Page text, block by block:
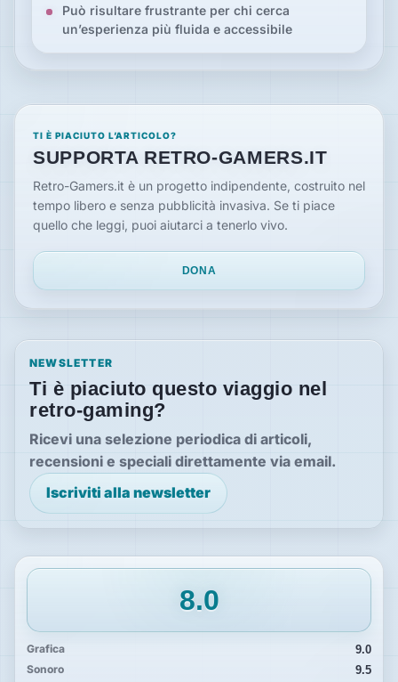
Può risultare frustrante per chi cerca
un’esperienza più fluida e accessibile
TI È PIACIUTO L’ARTICOLO?
SUPPORTA RETRO-GAMERS.IT
Retro-Gamers.it è un progetto indipendente, costruito nel
tempo libero e senza pubblicità invasiva. Se ti piace
quello che leggi, puoi aiutarci a tenerlo vivo.
DONA
NEWSLETTER
Ti è piaciuto questo viaggio nel
retro-gaming?
Ricevi una selezione periodica di articoli,
recensioni e speciali direttamente via email.
Iscriviti alla newsletter
8.0
Grafica
9.0
Sonoro
9.5